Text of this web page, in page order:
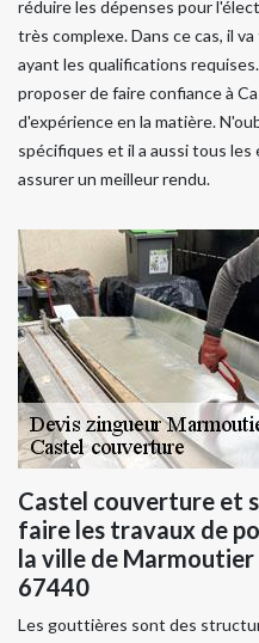
réduire les dépenses pour
très complexe. Dans ce cas, il
ayant les qualifications
proposer de faire confiance à
d'expérience en la matière.
spécifiques et il a aussi tous
assurer un meilleur rendu.
Castel couverture et
faire les travaux de
la ville de Marmoutier
67440
Les gouttières sont des